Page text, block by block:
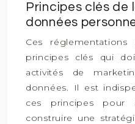
Principes clés
données
Ces
principes clés qui
activités de
données. Il est
ces principes pour
construire une